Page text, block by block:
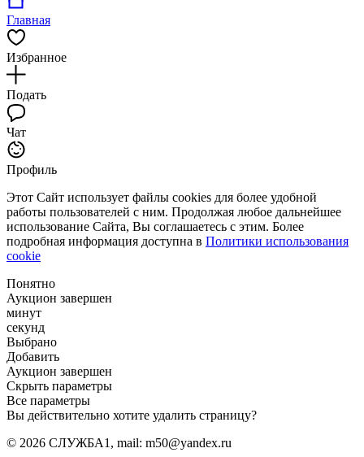
Главная
Избранное
Подать
Чат
Профиль
Этот Сайт использует файлы cookies для более удобной
работы пользователей с ним. Продолжая любое дальнейшее
использование Сайта, Вы соглашаетесь с этим. Более
подробная информация доступна в Политики использования
cookie
Понятно
Аукцион завершен
минут
секунд
Выбрано
Добавить
Аукцион завершен
Скрыть параметры
Все параметры
Вы действительно хотите удалить страницу?
© 2026 СЛУЖБА1, mail: m50@yandex.ru